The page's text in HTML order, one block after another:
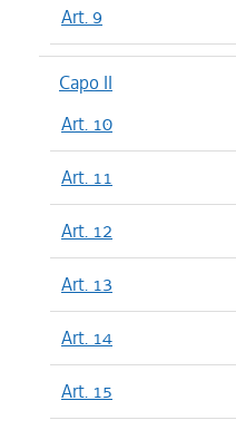
Art. 9
Capo II
Art. 10
Art. 11
Art. 12
Art. 13
Art. 14
Art. 15